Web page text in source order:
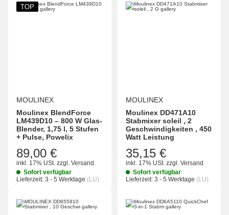
TOP
MOULINEX
Moulinex BlendForce
LM439D10 – 800 W Glas-
Blender, 1,75 l, 5 Stufen
+ Pulse, Powelix
89,00 €
inkl. 17% USt. zzgl. Versand
Sofort verfügbar
Lieferzeit: 3 - 5 Werktage (LU)
MOULINEX
Moulinex DD471A10
Stabmixer soleil , 2
Geschwindigkeiten , 450
Watt Leistung
35,15 €
inkl. 17% USt. zzgl. Versand
Sofort verfügbar
Lieferzeit: 3 - 5 Werktage (LU)